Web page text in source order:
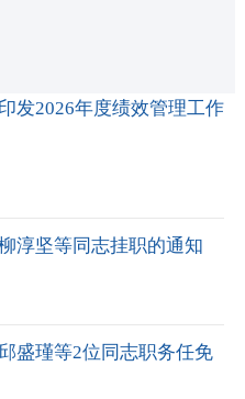
发2026年度绩效管理工作
淳坚等同志挂职的通知
盛瑾等2位同志职务任免